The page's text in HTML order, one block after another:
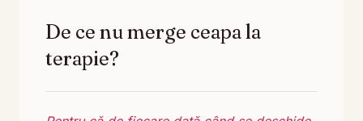
De ce nu merge ceapa la
terapie?